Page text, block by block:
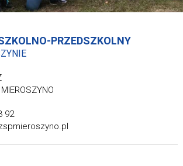
PRZEDSZKOLNY
92